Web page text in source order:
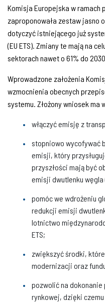
Komisja Europejska w ramach
zaproponowała zestaw jasno
dotyczyć istniejącego już
(EU ETS). Zmiany te mają na
sektorach nawet o 61% do
Wprowadzone założenia
wzmocnienia obecnych
systemu. Złożony wniosek ma
włączyć emisję z
stopniowo wycofywać
emisji, który
przyszłości mają być
emisji dwutlenku węgla
pomóc we wdrożeniu
redukcji emisji
lotnictwo
ETS;
zwiększyć środki,
modernizacji oraz
pozwolić na
rynkowej, dzięki